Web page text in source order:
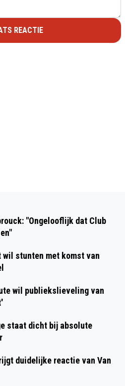
REACTIE
"Ongelooflijk dat Club
wil stunten met komst van
wil publiekslieveling van
staat dicht bij absolute
duidelijke reactie van Van